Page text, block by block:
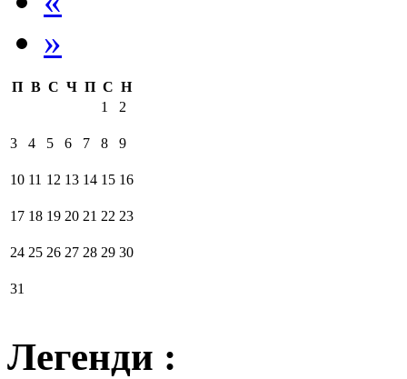
»
П В С Ч П С Н
1
2
3 4 5 6 7 8 9
10 11 12 13 14 15 16
17 18 19 20 21 22 23
24 25 26 27 28 29 30
31
Легенди :